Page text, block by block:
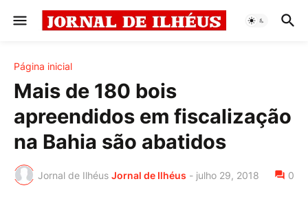
Página inicial
Mais de 180 bois
apreendidos em fiscalização
na Bahia são abatidos
Jornal de Ilhéus Jornal de Ilhéus - julho 29, 2018 0